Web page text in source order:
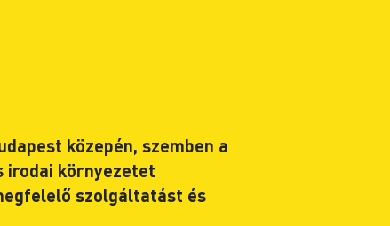
közepén, szemben a
irodai környezetet
szolgáltatást és